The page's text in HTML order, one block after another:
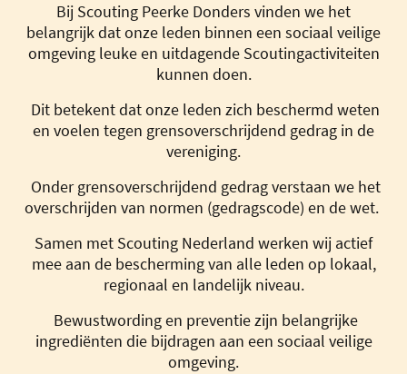
Bij Scouting Peerke Donders vinden we het
belangrijk dat onze leden binnen een sociaal veilige
omgeving leuke en uitdagende Scoutingactiviteiten
kunnen doen.
Dit betekent dat onze leden zich beschermd weten
en voelen tegen grensoverschrijdend gedrag in de
vereniging.
Onder grensoverschrijdend gedrag verstaan we het
overschrijden van normen (gedragscode) en de wet.
Samen met Scouting Nederland werken wij actief
mee aan de bescherming van alle leden op lokaal,
regionaal en landelijk niveau.
Bewustwording en preventie zijn belangrijke
ingrediënten die bijdragen aan een sociaal veilige
omgeving.